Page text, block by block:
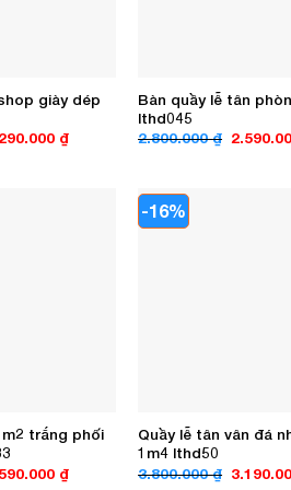
giày dép
₫Giá
3.290.000 ₫.
Bàn quầy lễ tân
lthd045
2.800.000₫ Giá
trắng phối
₫Giá
-16%
Quầy lễ tân vân đá
1m4 lthd50
3.800.000₫ Giá